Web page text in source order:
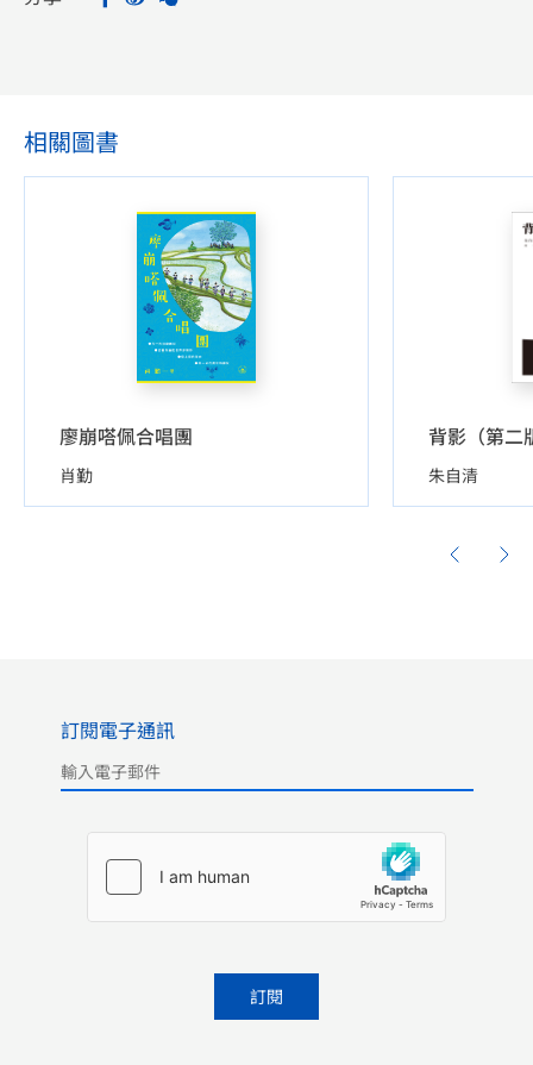
相關圖書
廖崩嗒佩合唱團
肖勤
背影（第二
朱自清
訂閱電子通訊